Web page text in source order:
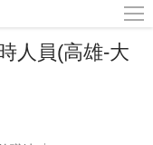
人員(高雄-大